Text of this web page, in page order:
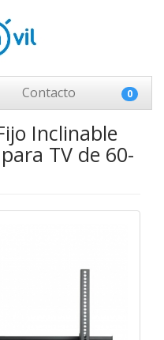
Contacto 0
Inclinable
TV de 60-